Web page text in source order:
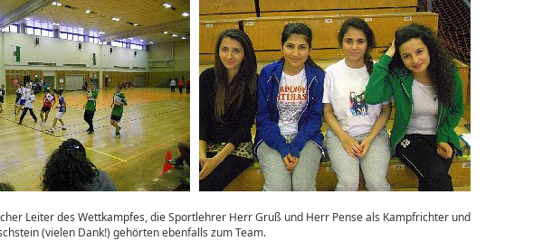
Leiter des Wettkampfes, die Sportlehrer Herr Gruß und Herr Pense als Kampfrichter und
(vielen Dank!) gehörten ebenfalls zum Team.